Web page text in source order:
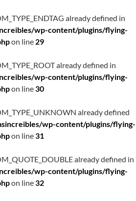
already defined in
wp-content/plugins/flying-
on line 29
already defined in
wp-content/plugins/flying-
on line30
already defined
wp-content/plugins/flying-
on line31
already defined in
wp-content/plugins/flying-
on line32